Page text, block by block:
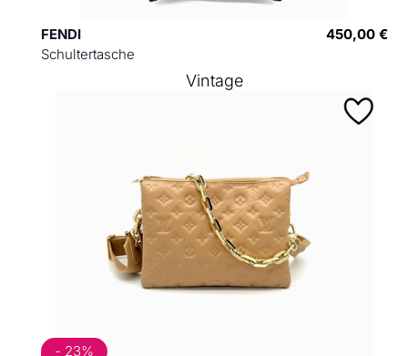
FENDI
Schultertasche
450,00 €
- 23%
Vintage